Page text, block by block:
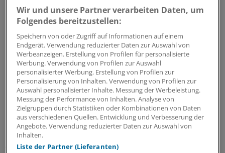
Sebastian Kneipp in einem Holzstich aus dem
Jahr 1897.
© akg-images / picture-alliance
Die Ärzte sollen ihn zu dieser Zeit schon aufgegeben
haben – Tuberkulose. Doch dann fiel Kneipp ein Buch in
die Hände, das ihn gerettet und sein weiteres Leben
Wir und unsere Partner verarbeiten Daten, um
Folgendes bereitzustellen:
Speichern von oder Zugriff auf Informationen auf einem
Endgerät. Verwendung reduzierter Daten zur Auswahl von
Werbeanzeigen. Erstellung von Profilen für personalisierte
Werbung. Verwendung von Profilen zur Auswahl
personalisierter Werbung. Erstellung von Profilen zur
Personalisierung von Inhalten. Verwendung von Profilen zur
Auswahl personalisierter Inhalte. Messung der Werbeleistung.
Messung der Performance von Inhalten. Analyse von
Zielgruppen durch Statistiken oder Kombinationen von Daten
aus verschiedenen Quellen. Entwicklung und Verbesserung der
Angebote. Verwendung reduzierter Daten zur Auswahl von
Inhalten.
Liste der Partner (Lieferanten)